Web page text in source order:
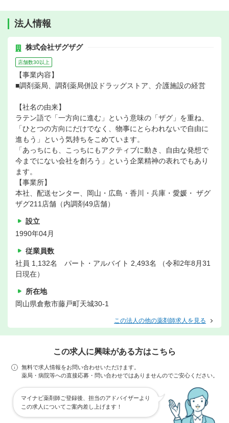
法人情報
株式会社ザグザグ
店舗数30以上
【事業内容】
■調剤薬局、調剤薬局併設ドラッグストア、介護施設の経営
【社名の由来】
ラテン語で「一方向に進む」という意味の「ザグ」を重ね、
「ひとつの方向にだけでなく、物事にとらわれないで自由に
進もう」という気持ちをこめています。
「あっちにも、こっちにもアクティブに動き、自由な発想で
今までにない会社を創ろう」という企業精神の表れでもあり
ます。
【事業所】
本社、配送センター、岡山・広島・香川・兵庫・愛媛・ ザグ
ザグ211店舗（内調剤49店舗）
設立
1990年04月
従業員数
社員 1,132名 パート・アルバイト 2,493名 （令和2年8月31
日現在）
所在地
岡山県倉敷市藤戸町天城30-1
この法人の他の薬剤師求人を見る
この求人に興味がある方はこちら
無料で求人情報をお問い合わせいただけます。
薬局・病院等への直接応募・問い合わせではありませんのでご安心ください。
マイナビ薬剤師ご登録後、担当のアドバイザーより
この求人についてご案内差し上げます！